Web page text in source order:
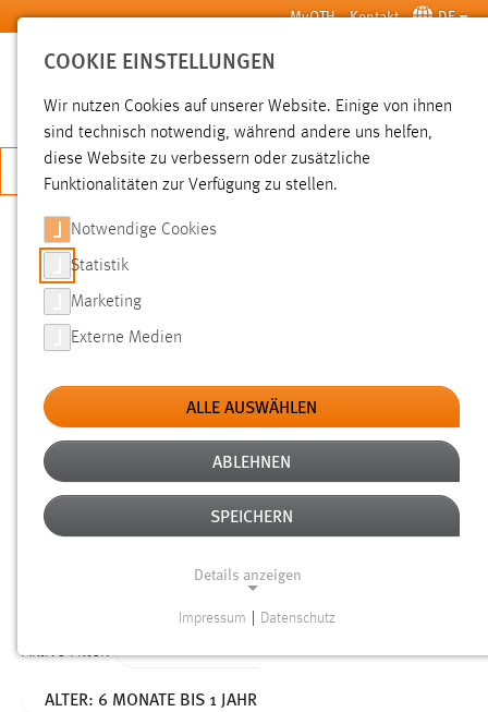
Zum Hauptinhalt springen MyOTH Kontakt DE
SUCHE
JETZT BEWERBEN
SUCHE
FILTER
Typ
Erstellungsdatum
Alter
Aktive Filter:
ALTER: 6 MONATE BIS 1 JAHR
COOKIE EINSTELLUNGEN
Wir nutzen Cookies auf unserer Website. Einige von ihnen
sind technisch notwendig, während andere uns helfen,
diese Website zu verbessern oder zusätzliche
Funktionalitäten zur Verfügung zu stellen.
Notwendige Cookies
Statistik
Marketing
Externe Medien
ALLE AUSWÄHLEN
ABLEHNEN
SPEICHERN
Details anzeigen
Funktionen und sind für die einwandfreie Funktion der
Impressum Datenschutz